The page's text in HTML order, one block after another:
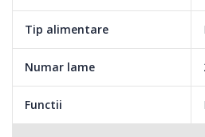
Pentru un barbierit cat mai precis,
curata (fara urme de crema sau alte
Asigurati-va ca ambele discuri ating
Tip alimentare
Numar lame
Functii